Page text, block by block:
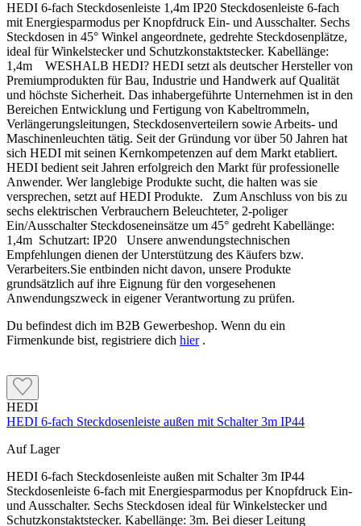
HEDI 6-fach Steckdosenleiste 1,4m IP20 Steckdosenleiste 6-fach
mit Energiesparmodus per Knopfdruck Ein- und Ausschalter. Sechs
Steckdosen in 45° Winkel angeordnete, gedrehte Steckdosenplätze,
ideal für Winkelstecker und Schutzkonstaktstecker. Kabellänge:
1,4m WESHALB HEDI? HEDI setzt als deutscher Hersteller von
Premiumprodukten für Bau, Industrie und Handwerk auf Qualität
und höchste Sicherheit. Das inhabergeführte Unternehmen ist in den
Bereichen Entwicklung und Fertigung von Kabeltrommeln,
Verlängerungsleitungen, Steckdosenverteilern sowie Arbeits- und
Maschinenleuchten tätig. Seit der Gründung vor über 50 Jahren hat
sich HEDI mit seinen Kernkompetenzen auf dem Markt etabliert.
HEDI bedient seit Jahren erfolgreich den Markt für professionelle
Anwender. Wer langlebige Produkte sucht, die halten was sie
versprechen, setzt auf HEDI Produkte. Zum Anschluss von bis zu
sechs elektrischen Verbrauchern Beleuchteter, 2-poliger
Ein/Ausschalter Steckdoseneinsätze um 45° gedreht Kabellänge:
1,4m Schutzart: IP20 Unsere anwendungstechnischen
Empfehlungen dienen der Unterstützung des Käufers bzw.
Verarbeiters.Sie entbinden nicht davon, unsere Produkte
grundsätzlich auf ihre Eignung für den vorgesehenen
Anwendungszweck in eigener Verantwortung zu prüfen.
Du befindest dich im B2B Gewerbeshop. Wenn du ein
Firmenkunde bist, registriere dich hier.
HEDI
HEDI 6-fach Steckdosenleiste außen mit Schalter 3m IP44
Auf Lager
HEDI 6-fach Steckdosenleiste außen mit Schalter 3m IP44
Steckdosenleiste 6-fach mit Energiesparmodus per Knopfdruck Ein-
und Ausschalter. Sechs Steckdosen ideal für Winkelstecker und
Schutzkonstaktstecker. Kabellänge: 3m. Bei dieser Leitung